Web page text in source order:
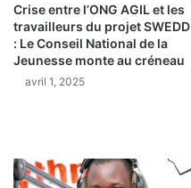
Crise entre l’ONG AGIL et les
travailleurs du projet SWEDD
: Le Conseil National de la
Jeunesse monte au créneau
avril 1, 2025